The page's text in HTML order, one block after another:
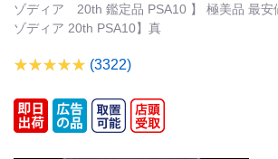
ゾディア 20th 鑑定品 PSA10 】 極美品 最安
ゾディア 20th PSA10】真
(3322)